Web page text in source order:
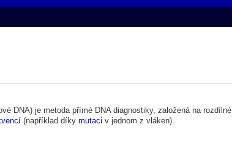
DNA) je metoda přímé DNA diagnostiky, založená na rozdílné
(například díky mutaci v jednom z vláken).